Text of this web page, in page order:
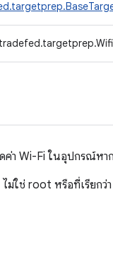
ค่า Wi-Fi ในอุปกรณ์หา
ม่ใช่ root หรือที่เรียกว่